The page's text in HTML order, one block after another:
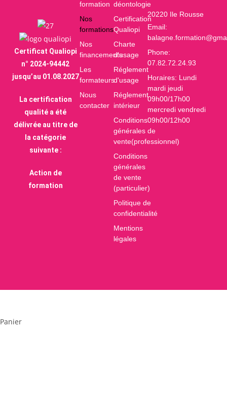
Certificat Qualiopi
n° 2024-94442
jusqu’au 01.08.2027
La certification
qualité a été
délivrée au titre de
la catégorie
suivante :
Action de
formation
déontologie
Certification
Qualiopi
Charte
d'usage
Réglement
d'usage
Réglement
intérieur
Conditions
générales de
vente(professionnel)
Conditions
générales
de vente
(particulier)
Politique de
confidentialité
Mentions
légales
formation
Nos
formations
Nos
financements
Les
formateurs
Nous
contacter
20220 Ile Rousse
Email:
Phone:
07.82.72.24.93
Horaires: Lundi
mardi jeudi
09h00/17h00
mercredi vendredi
09h00/12h00
Panier